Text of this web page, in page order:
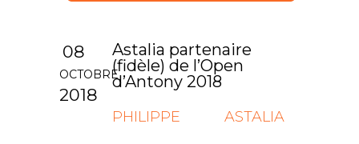
08
OCTOBRE
2018
Astalia partenaire
(fidèle) de l’Open
d’Antony 2018
PHILIPPE ASTALIA